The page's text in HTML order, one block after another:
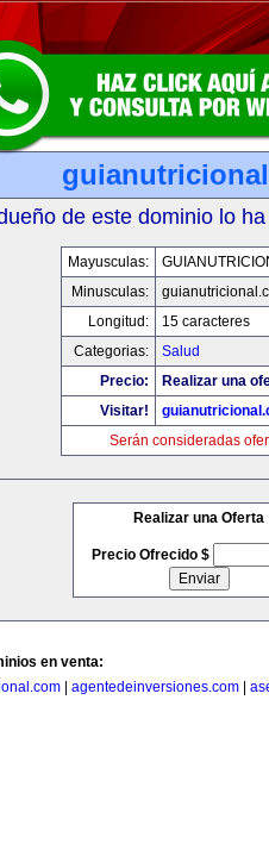
de este dominio lo
Mayusculas:
Minusculas:
Longitud:
15 caracteres
Categorias:
Salud
Precio:
Realizar una
Visitar!
Serán consideradas
Realizar una Oferta
Precio Ofrecido $
en venta:
agentedeinversiones.com